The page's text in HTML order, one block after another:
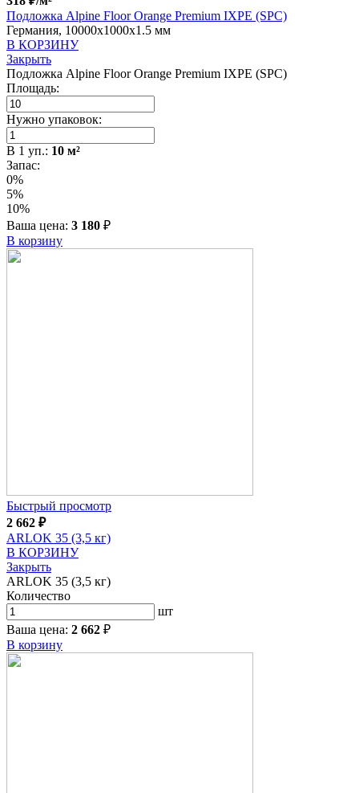
Подложка Alpine Floor Orange Premium IXPE (SPC)
Германия, 10000x1000x1.5 мм
В КОРЗИНУ
Закрыть
Подложка Alpine Floor Orange Premium IXPE (SPC)
Площадь:
Нужно упаковок:
В 1 уп.: 10 м²
Запас:
0%
5%
10%
Ваша цена: 3 180 ₽
В корзину
Быстрый просмотр
2 662 ₽
ARLOK 35 (3,5 кг)
В КОРЗИНУ
Закрыть
ARLOK 35 (3,5 кг)
Количество
шт
Ваша цена: 2 662 ₽
В корзину